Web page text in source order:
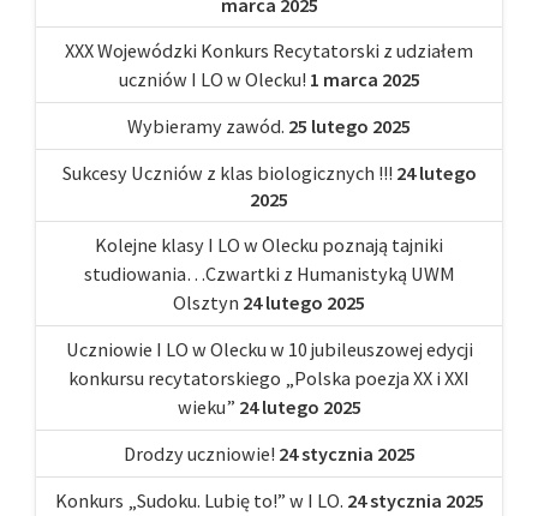
marca 2025
XXX Wojewódzki Konkurs Recytatorski z udziałem
uczniów I LO w Olecku! 1 marca 2025
Wybieramy zawód. 25 lutego 2025
Sukcesy Uczniów z klas biologicznych !!! 24 lutego
2025
Kolejne klasy I LO w Olecku poznają tajniki
studiowania…Czwartki z Humanistyką UWM
Olsztyn 24 lutego 2025
Uczniowie I LO w Olecku w 10 jubileuszowej edycji
konkursu recytatorskiego „Polska poezja XX i XXI
wieku” 24 lutego 2025
Drodzy uczniowie! 24 stycznia 2025
Konkurs „Sudoku. Lubię to!” w I LO. 24 stycznia 2025